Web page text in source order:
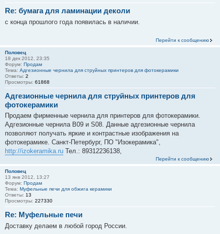
Re: бумага для ламинации деколи
с конца прошлого года появилась в наличии.
Перейти к сообщению
Половец
18 дек 2012, 23:35
Форум: Продам
Тема: Адгезионные чернила для струйных принтеров для фотокерамики
Ответы: 2
Просмотры: 61868
Адгезионные чернила для струйных принтеров для
фотокерамики
Продаем фирменные чернила для принтеров для фотокерамики.
Адгезионные чернила B09 и S08. Данные адгезионные чернила
позволяют получать яркие и контрастные изображения на
фотокерамике. Санкт-Петербург, ПО "Изокерамика",
http://izokeramika.ru Тел.: 89312236138,
Перейти к сообщению
Половец
13 янв 2012, 13:27
Форум: Продам
Тема: Муфельные печи для обжига керамики
Ответы: 13
Просмотры: 227330
Re: Муфельные печи
Доставку делаем в любой город России.